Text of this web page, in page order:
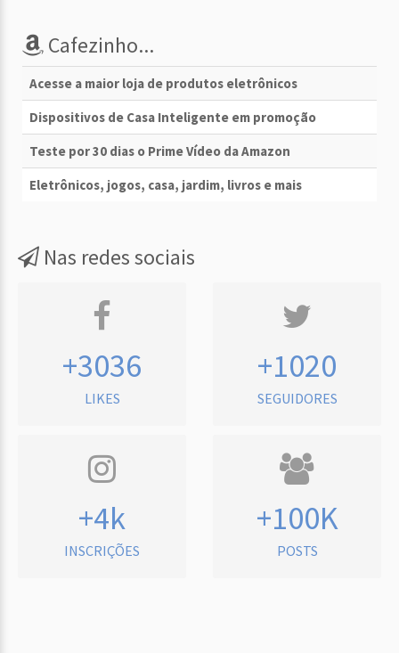
Cafezinho...
Acesse a maior loja de produtos eletrônicos
Dispositivos de Casa Inteligente em promoção
Teste por 30 dias o Prime Vídeo da Amazon
Eletrônicos, jogos, casa, jardim, livros e mais
Nas redes sociais
+3036
LIKES
+1020
SEGUIDORES
+4k
INSCRIÇÕES
+100K
POSTS